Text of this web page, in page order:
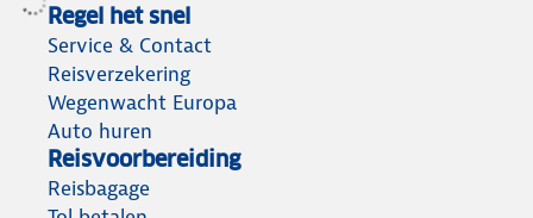
Regel het snel
Service & Contact
Reisverzekering
Wegenwacht Europa
Auto huren
Reisvoorbereiding
Reisbagage